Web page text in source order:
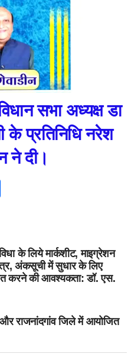
सभा अध्यक्ष डा
के प्रतिनिधि नरेश
ने दी।
Share
के लिये मार्कशीट, माइग्रेशन
अंकसूची में सुधार के लिए
करने की आवश्यकता: डॉ. एस.
राजनांदगांव जिले में आयोजित